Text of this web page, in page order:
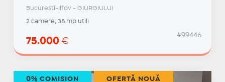
Bucuresti-Ilfov - GIURGIULUI
2 camere, 38 mp utili
75.000 €
#99446
0% COMISION OFERTĂ NOUĂ